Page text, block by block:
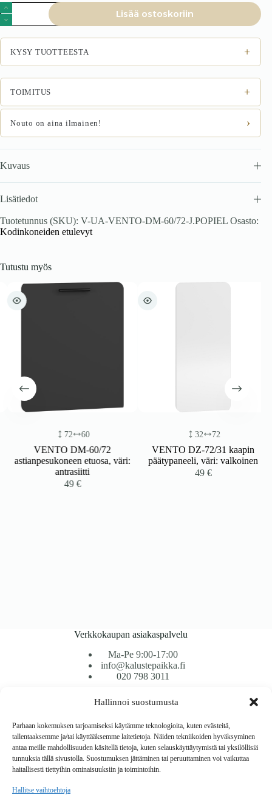
Hallinnoi suostumusta
Parhaan kokemuksen tarjoamiseksi käytämme teknologioita, kuten evästeitä,
tallentaaksemme ja/tai käyttääksemme laitetietoja. Näiden tekniikoiden hyväksyminen
antaa meille mahdollisuuden käsitellä tietoja, kuten selauskäyttäytymistä tai yksilöllisiä
tunnuksia tällä sivustolla. Suostumuksen jättäminen tai peruuttaminen voi vaikuttaa
haitallisesti tiettyihin ominaisuuksiin ja toimintoihin.
Hallitse vaihtoehtoja
VENTO
DM-
60/72
astianpesukoneen
etu,
väri:
vaaleanharmaa
määrä
Lisää ostoskoriin
KYSY TUOTTEESTA +
TOIMITUS +
Nouto on aina ilmainen! ›
Kuvaus
Lisätiedot
Tuotetunnus (SKU): V-UA-VENTO-DM-60/72-J.POPIEL Osasto:
Kodinkoneiden etulevyt
Tutustu myös
72 60
VENTO DM-60/72
astianpesukoneen etuosa, väri:
antrasiitti
49€
32 72
VENTO DZ-72/31 kaapin
päätypaneeli, väri: valkoinen
49€
Verkkokaupan asiakaspalvelu
Ma-Pe 9:00-17:00
info@kalustepaikka.fi
020 798 3011
Tavarantoimitus / Maksutavat
Toimitustavat
Maksutavat
Vaihto ja palautus
Reklamaatiot